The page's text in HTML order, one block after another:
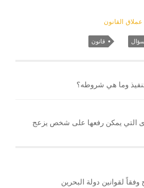
عملاق القانون
سؤال قانون
وما هي شروطه؟
التي يمكن رفعها على شخص يزعج
وفقاً لقوانين دولة البحرين